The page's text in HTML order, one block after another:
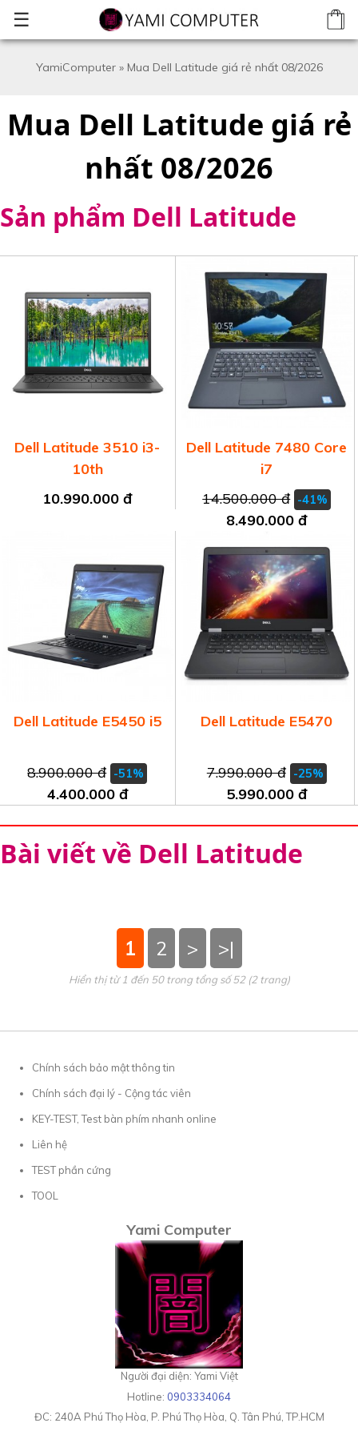
☰
YamiComputer» Mua Dell Latitude giá rẻ nhất 08/2026
Mua Dell Latitude giá rẻ
nhất 08/2026
Sản phẩm Dell Latitude
Dell Latitude 3510 i3-
10th
10.990.000 đ
Dell Latitude 7480 Core
i7
14.500.000 đ -41%
8.490.000 đ
Dell Latitude E5450 i5
8.900.000 đ -51%
4.400.000 đ
Dell Latitude E5470
7.990.000 đ -25%
5.990.000 đ
Bài viết về Dell Latitude
1 2 > >|
Hiển thị từ 1 đến 50 trong tổng số 52 (2 trang)
Chính sách bảo mật thông tin
Chính sách đại lý - Cộng tác viên
KEY-TEST, Test bàn phím nhanh online
Liên hệ
TEST phần cứng
TOOL
Yami Computer
Người đại diện: Yami Việt
Hotline: 0903334064
ĐC: 240A Phú Thọ Hòa, P. Phú Thọ Hòa, Q. Tân Phú, TP.HCM